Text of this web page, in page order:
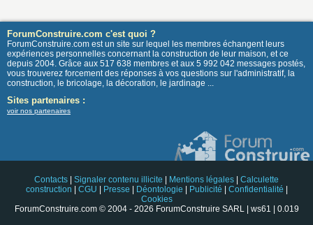
ForumConstruire.com c'est quoi ?
ForumConstruire.com est un site sur lequel les membres échangent leurs
expériences personnelles concernant la construction de leur maison, et ce
depuis 2004. Grâce aux 517 638 membres et aux 5 992 042 messages postés,
vous trouverez forcement des réponses à vos questions sur l'administratif, la
construction, le bricolage, la décoration, le jardinage ...
Sites partenaires :
voir nos partenaires
Contacts Signaler contenu illicite Mentions légales
Calculette
construction
CGU Presse Déontologie Publicité Confidentialité
Cookies
ForumConstruire.com © 2004 - 2026 ForumConstruire SARL | ws61 | 0.019